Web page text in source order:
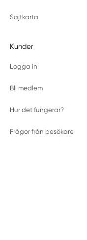
Sajtkarta
Kunder
Logga in
Bli medlem
Hur det fungerar?
Frågor från besökare